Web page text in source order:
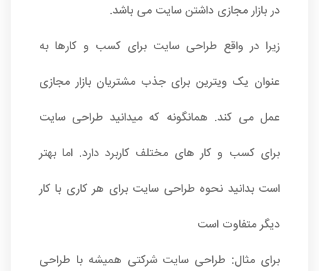
در بازار مجازی داشتن سایت می باشد.
زیرا در واقع طراحی سایت برای کسب و کارها به
عنوان یک ویترین برای جذب مشتریان بازار مجازی
عمل می کند. همانگونه که میدانید طراحی سایت
برای کسب و کار های مختلف کاربرد دارد. اما بهتر
است بدانید نحوه طراحی سایت برای هر کاری با کار
دیگر متفاوت است
برای مثال: طراحی سایت شرکتی همیشه با طراحی